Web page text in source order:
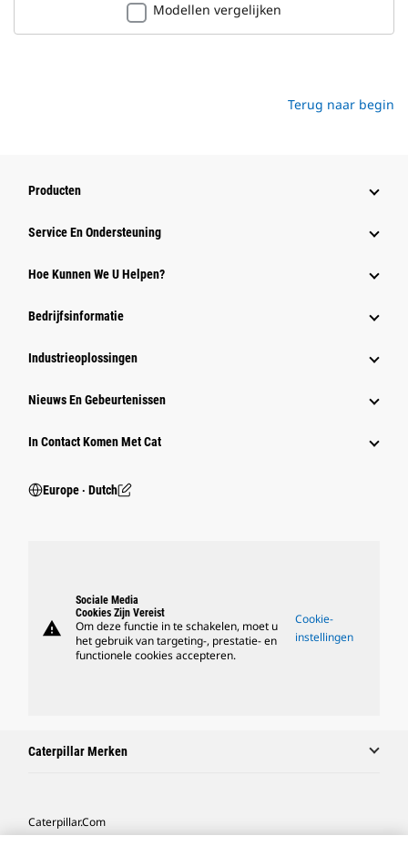
Modellen vergelijken
Terug naar begin
Producten
Service En Ondersteuning
Hoe Kunnen We U Helpen?
Bedrijfsinformatie
Industrieoplossingen
Nieuws En Gebeurtenissen
In Contact Komen Met Cat
Europe ‧ Dutch
warning
Sociale Media
Cookies Zijn Vereist
Om deze functie in te schakelen, moet u
het gebruik van targeting-, prestatie- en
functionele cookies accepteren.
Cookie-
instellingen
Caterpillar Merken
Caterpillar.com